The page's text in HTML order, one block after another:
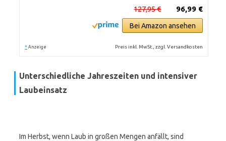
96,99 €
127,95 €
Bei Amazon ansehen
* Anzeige Preis inkl. MwSt., zzgl. Versandkosten
Unterschiedliche Jahreszeiten und intensiver
Laubeinsatz
Im Herbst, wenn Laub in großen Mengen anfällt, sind